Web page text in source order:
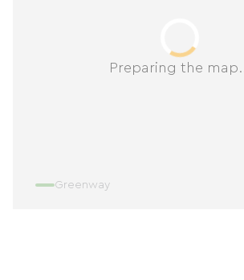
Preparing the map...
Greenway